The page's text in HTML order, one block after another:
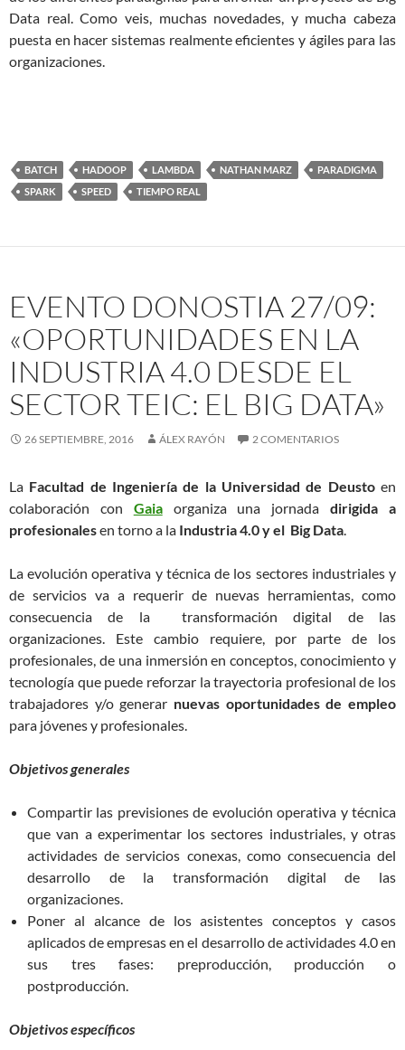
Data real. Como veis, muchas novedades, y mucha cabeza
puesta en hacer sistemas realmente eficientes y ágiles para las
organizaciones.
BATCH HADOOP LAMBDA NATHAN MARZ
PARADIGMA
SPARK
SPEED TIEMPO REAL
EVENTO DONOSTIA 27/09:
«OPORTUNIDADES EN LA
INDUSTRIA 4.0 DESDE EL
SECTOR TEIC: EL BIG DATA»
26 SEPTIEMBRE, 2016 ÁLEX RAYÓN 2 COMENTARIOS
La Facultad de Ingeniería de la Universidad de Deustoen
colaboración con Gaia organiza una jornadadirigida a
profesionalesen torno a la Industria 4.0 y el Big Data.
La evolución operativa y técnica de los sectores industriales y
de servicios va a requerir de nuevas herramientas, como
consecuencia de la transformación digital de las
organizaciones. Este cambio requiere, por parte de los
profesionales, de una inmersión en conceptos, conocimiento y
tecnología que puede reforzar la trayectoria profesional de los
trabajadores y/o generar nuevas oportunidades de empleo
para jóvenes y profesionales.
Objetivos generales
Compartir las previsiones de evolución operativa y técnica
que van a experimentar los sectores industriales, y otras
actividades de servicios conexas, como consecuencia del
desarrollo de la transformación digital de las
organizaciones.
Poner al alcance de los asistentes conceptos y casos
aplicados de empresas en el desarrollo de actividades 4.0 en
sus tres fases: preproducción, producción o
postproducción.
Objetivos específicos